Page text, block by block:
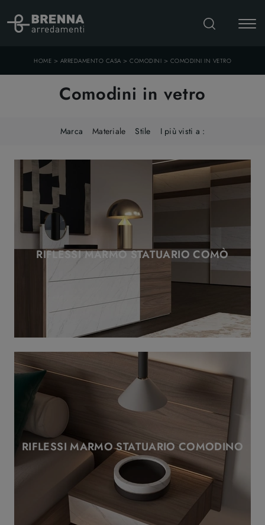
HOME > ARREDAMENTO CASA > COMODINI > COMODINI IN VETRO
Comodini in vetro
Marca Materiale Stile I più visti a :
RIFLESSI MARMO STATUARIO COMÒ
RIFLESSI MARMO STATUARIO COMODINO